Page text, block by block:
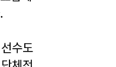
수도